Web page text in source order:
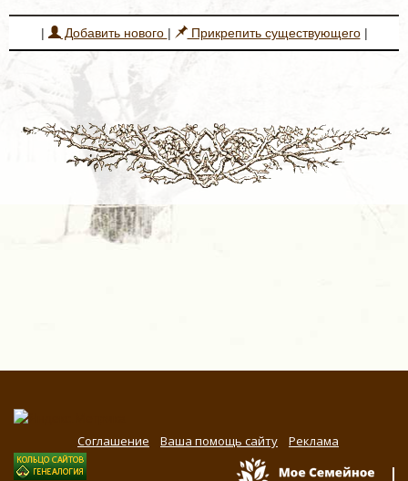
| Добавить нового | Прикрепить существующего|
Соглашение Ваша помощь сайту Реклама